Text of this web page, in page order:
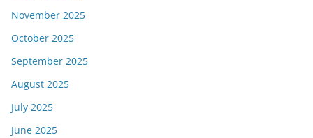
November 2025
October 2025
September 2025
August 2025
July 2025
June 2025